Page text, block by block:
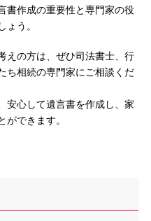
書作成の重要性と専門家の役
う。
えの方は、ぜひ司法書士、行
ち相続の専門家にご相談くだ
安心して遺言書を作成し、家
できます。